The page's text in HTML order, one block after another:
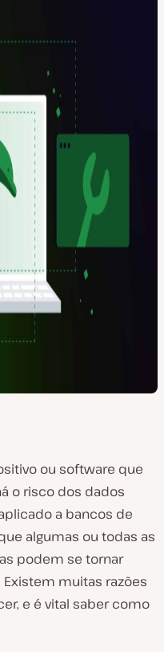
ou software que
o risco dos dados
a bancos de
algumas ou todas as
podem se tornar
muitas razões
e é vital saber como